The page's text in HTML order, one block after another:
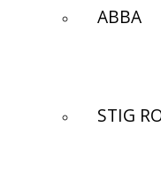
ABBA
STIG